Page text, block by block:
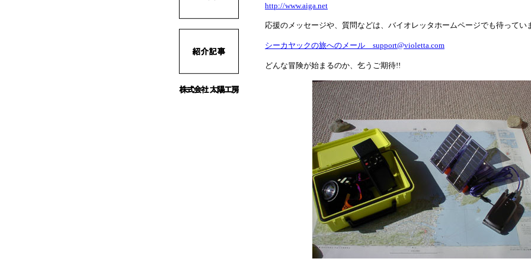
http://www.aiga.net
応援のメッセージや、質問などは、バイオレッタホームページでも待ってい
シーカヤックの旅へのメール support@violetta.com
どんな冒険が始まるのか、乞うご期待!!